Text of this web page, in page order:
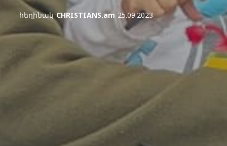
հեղինակ CHRISTIANS.am 25.09.2023